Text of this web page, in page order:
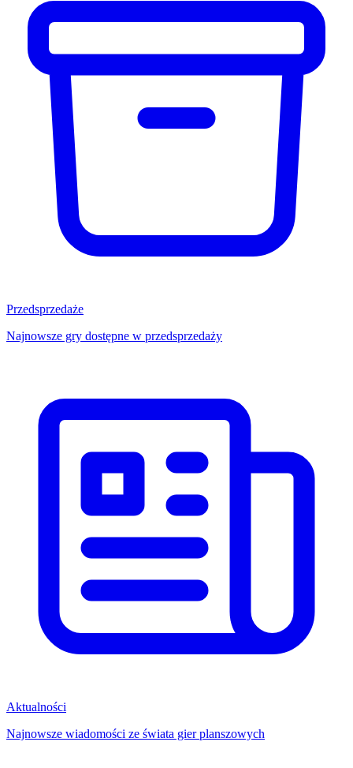
Przedsprzedaże
Najnowsze gry dostępne w przedsprzedaży
Aktualności
Najnowsze wiadomości ze świata gier planszowych